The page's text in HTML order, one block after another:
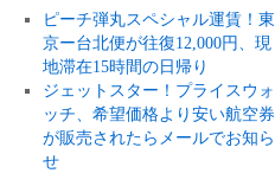
ピーチ弾丸スペシャル運賃！東
京ー台北便が往復12,000円、現
地滞在15時間の日帰り
ジェットスター！プライスウォ
ッチ、希望価格より安い航空券
が販売されたらメールでお知ら
せ